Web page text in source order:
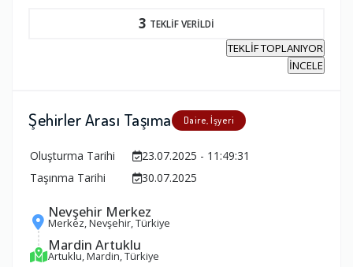
3 TEKLİF VERİLDİ
TEKLİF TOPLANIYOR
İNCELE
Şehirler Arası Taşıma Daire, İşyeri
Oluşturma Tarihi
23.07.2025 - 11:49:31
Taşınma Tarihi
30.07.2025
Nevşehir Merkez
Merkez, Nevşehir, Türkiye
Mardin Artuklu
Artuklu, Mardin, Türkiye